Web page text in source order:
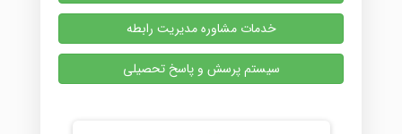
خدمات مشاوره مدیریت رابطه
سیستم پرسش و پاسخ تحصیلی